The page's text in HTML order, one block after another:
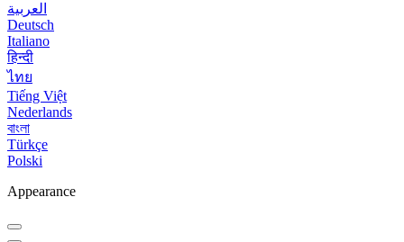
العربية
Deutsch
Italiano
हिन्दी
ไทย
Tiếng Việt
Nederlands
বাংলা
Türkçe
Polski
Appearance